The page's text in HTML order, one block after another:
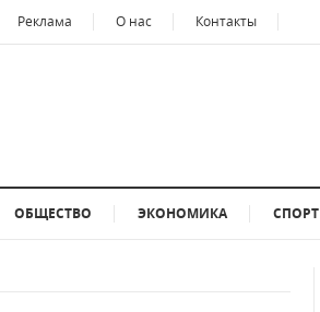
Реклама О нас Контакты
ОБЩЕСТВО ЭКОНОМИКА СПОРТ